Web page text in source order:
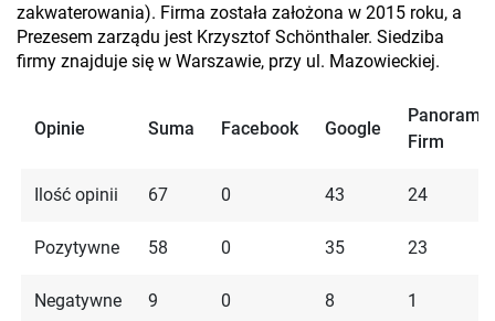
zakwaterowania). Firma została założona w 2015 roku, a
Prezesem zarządu jest Krzysztof Schönthaler. Siedziba
firmy znajduje się w Warszawie, przy ul. Mazowieckiej.
Opinie Suma Facebook Google
Panorama
Firm
Ilość opinii 67 0 43 24
Pozytywne 58 0 35 23
Negatywne 9 0 8 1